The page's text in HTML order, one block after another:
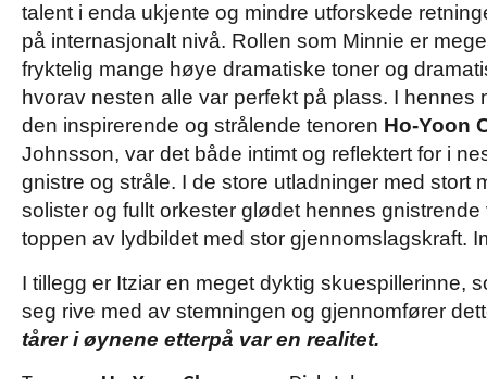
talent i enda ukjente og mindre utforskede
på internasjonalt nivå. Rollen som Minnie er
fryktelig mange høye dramatiske toner og
hvorav nesten alle var perfekt på plass. I hennes
den inspirerende og strålende tenoren Ho-Yoon
Johnsson, var det både intimt og reflektert for i
gnistre og stråle. I de store utladninger med stort
solister og fullt orkester glødet hennes
toppen av lydbildet med stor gjennomslagskraft.
I tillegg er Itziar en meget dyktig skuespillerinne,
seg rive med av stemningen og gjennomfører
tårer i øynene etterpå var en realitet.